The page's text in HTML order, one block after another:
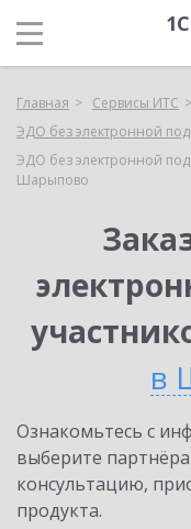
Главная
Сервисы ИТС
ЭДО без электронной
ЭДО без электронной
Шарыпово
в
Ознакомьтесь с
выберите
консультацию,
продукта.